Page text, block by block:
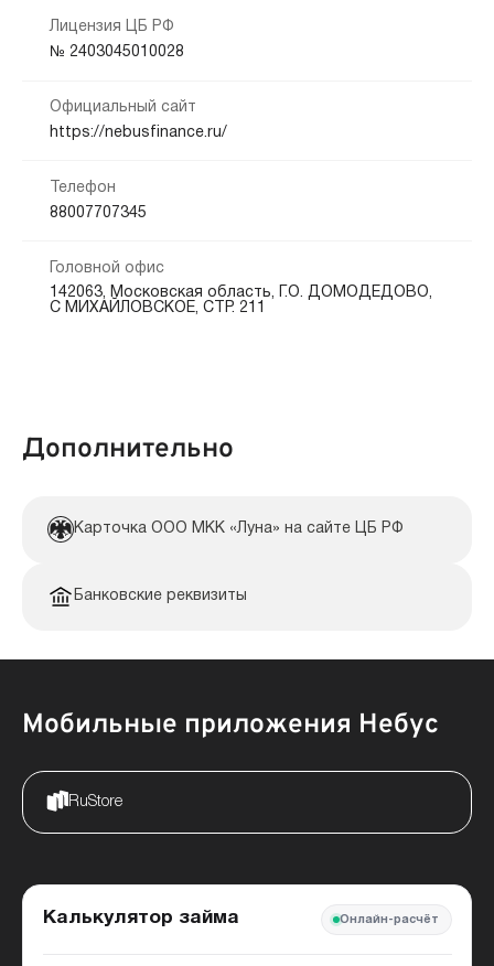
Способы получения:
На карту Банковский счёт
Способы погашения:
Платежные терминалы
Салоны связи
Срок продления:
до 0 дн.
Кредитная история:
Документы:
Лицензия ЦБ РФ
№ 2403045010028
Официальный сайт
https://nebusfinance.ru/
Телефон
88007707345
Головной офис
142063, Московская область, Г.О. ДОМОДЕДОВО,
С МИХАЙЛОВСКОЕ, СТР. 211
Дополнительно
Карточка ООО МКК «Луна» на сайте ЦБ РФ
Банковские реквизиты
Мобильные приложения Небус
RuStore
Калькулятор займа Онлайн-расчёт